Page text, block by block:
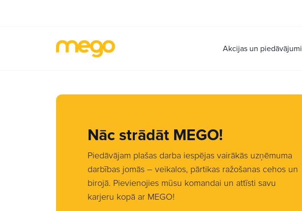
Akcijas un piedāvājumi
Nāc strādāt MEGO!
Piedāvājam plašas darba iespējas vairākās uzņēmuma
darbības jomās – veikalos, pārtikas ražošanas cehos un
birojā. Pievienojies mūsu komandai un attīsti savu
karjeru kopā ar MEGO!